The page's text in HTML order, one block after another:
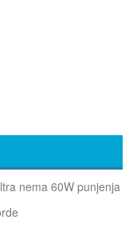
nema 60W punjenja